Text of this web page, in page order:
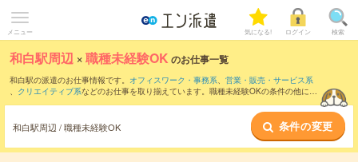
メニュー 気になる! ログイン 検索
和白駅周辺 ×職種未経験OK のお仕事一覧
和白駅の派遣のお仕事情報です。 オフィスワーク・事務系、 営業・販売・サービス系
、 クリエイティブ系などのお仕事を取り揃えています。職種未経験OKの条件の他に、
和白駅周辺 / 職種未経験OK 条件の変更